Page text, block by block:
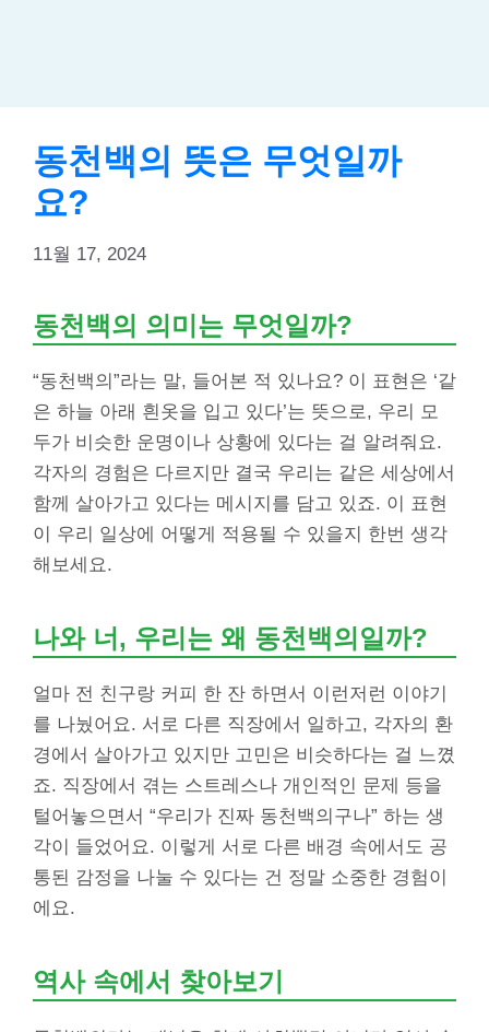
동천백의 뜻은 무엇일까
요?
11월 17, 2024
동천백의 의미는 무엇일까?
“동천백의”라는 말, 들어본 적 있나요? 이 표현은 ‘같
은 하늘 아래 흰옷을 입고 있다’는 뜻으로, 우리 모
두가 비슷한 운명이나 상황에 있다는 걸 알려줘요.
각자의 경험은 다르지만 결국 우리는 같은 세상에서
함께 살아가고 있다는 메시지를 담고 있죠. 이 표현
이 우리 일상에 어떻게 적용될 수 있을지 한번 생각
해보세요.
나와 너, 우리는 왜 동천백의일까?
얼마 전 친구랑 커피 한 잔 하면서 이런저런 이야기
를 나눴어요. 서로 다른 직장에서 일하고, 각자의 환
경에서 살아가고 있지만 고민은 비슷하다는 걸 느꼈
죠. 직장에서 겪는 스트레스나 개인적인 문제 등을
털어놓으면서 “우리가 진짜 동천백의구나” 하는 생
각이 들었어요. 이렇게 서로 다른 배경 속에서도 공
통된 감정을 나눌 수 있다는 건 정말 소중한 경험이
에요.
역사 속에서 찾아보기